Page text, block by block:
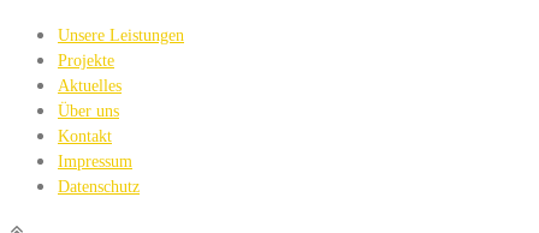
Unsere Leistungen
Projekte
Aktuelles
Über uns
Kontakt
Impressum
Datenschutz